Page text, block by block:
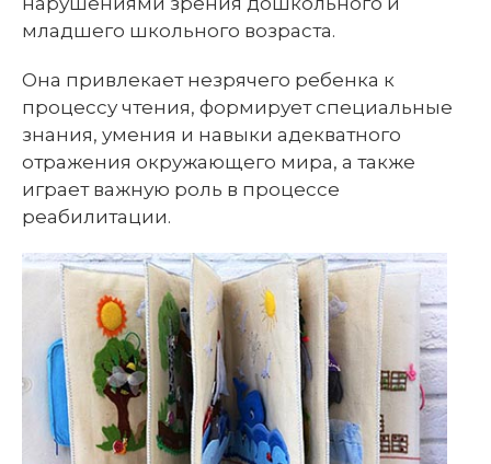
младшего школьного возраста.
Она привлекает незрячего ребенка к
процессу чтения, формирует специальные
знания, умения и навыки адекватного
отражения окружающего мира, а также
играет важную роль в процессе
реабилитации.